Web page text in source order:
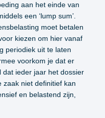
aan het einde van
een ‘lump sum’.
moet betalen
kiezen om hier vanaf
periodiek uit te laten
voorkom je dat er
dat ieder jaar het dossier
zaak niet definitief kan
en belastend zijn,